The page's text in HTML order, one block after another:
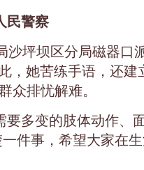
民警察
沙坪坝区分局磁器口
，她苦练手语，还建
众排忧解难。
要多变的肢体动作、
件事，希望大家在